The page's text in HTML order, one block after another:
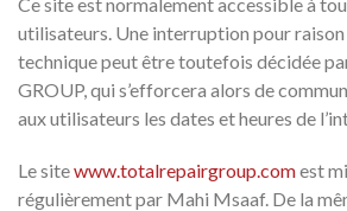
utilisateurs. Une interruption pour
technique peut être toutefois décidée
GROUP, qui s’efforcera alors de
aux utilisateurs les dates et heures de
Le sitewww.totalrepairgroup.comest
régulièrement par Mahi Msaaf. De la